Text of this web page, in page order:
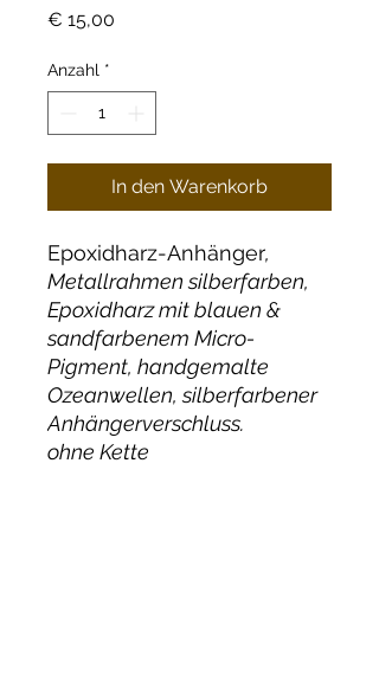
€ 15,00
Anzahl *
In den Warenkorb
Epoxidharz-Anhänger,
Metallrahmen silberfarben,
Epoxidharz mit blauen &
sandfarbenem Micro-
Pigment, handgemalte
Ozeanwellen, silberfarbener
Anhängerverschluss.
ohne Kette